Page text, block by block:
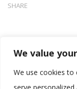
We value
We use cookies to
SHARE